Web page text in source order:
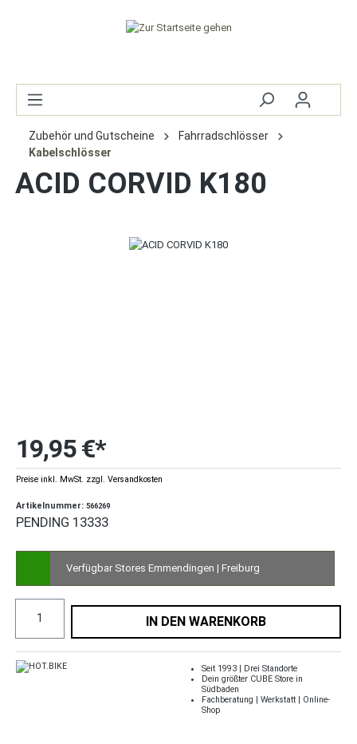
Zubehör und Gutscheine
Fahrradschlösser
Kabelschlösser
ACID CORVID K180
19,95 €*
Preise inkl. MwSt. zzgl. Versandkosten
Artikelnummer: 566269
PENDING 13333
Verfügbar Stores Emmendingen | Freiburg
IN DEN WARENKORB
Seit 1993 | Drei Standorte
Dein größter CUBE Store in
Südbaden
Fachberatung | Werkstatt | Online-
Shop